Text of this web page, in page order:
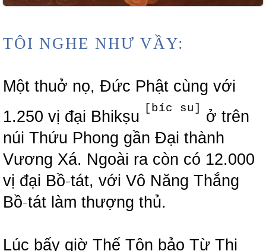
TÔI NGHE NHƯ VẦY:
Một thuở nọ, Đức Phật cùng với
1.250 vị đại Bhikṣu
[bíc su]
ở trên
núi Thứu Phong gần Đại thành
Vương Xá. Ngoài ra còn có 12.000
vị đại Bồ-tát, với Vô Năng Thắng
Bồ-tát làm thượng thủ.
Lúc bấy giờ Thế Tôn bảo Từ Thị